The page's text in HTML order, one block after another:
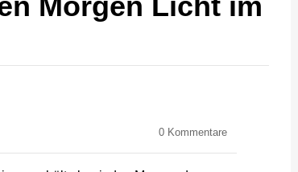
0 Kommentare